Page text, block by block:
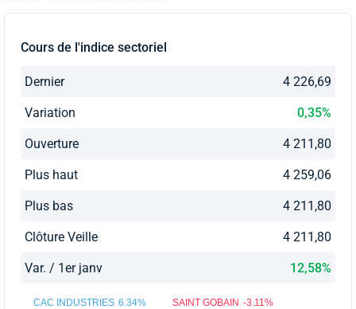
Cours de l'indice sectoriel
Dernier 4 226,69
Variation 0,35%
Ouverture 4 211,80
Plus haut 4 259,06
Plus bas 4 211,80
Clôture Veille 4 211,80
Var. / 1er janv 12,58%
CAC INDUSTRIES 6.34% SAINT GOBAIN -3.11%